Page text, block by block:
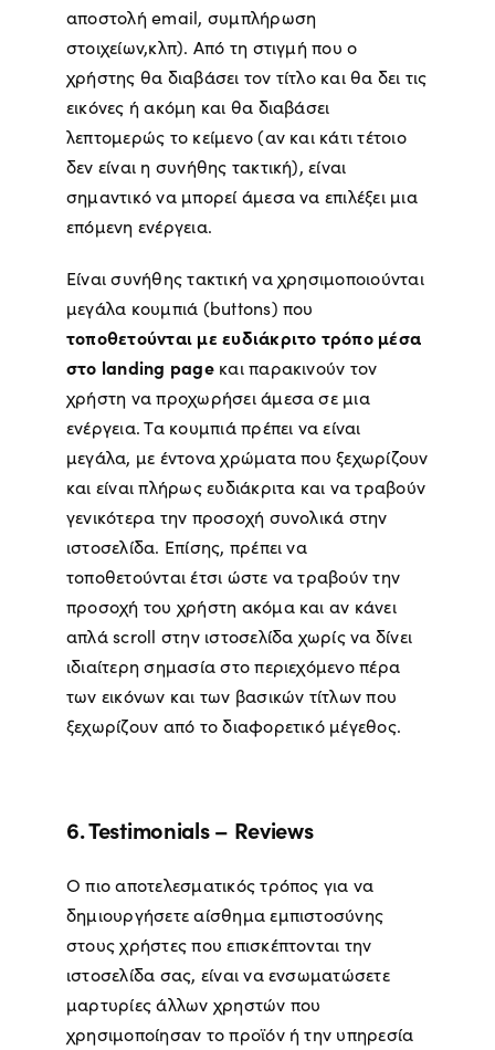
αποστολή email, συμπλήρωση
στοιχείων,κλπ). Από τη στιγμή που ο
χρήστης θα διαβάσει τον τίτλο και θα δει τις
εικόνες ή ακόμη και θα διαβάσει
λεπτομερώς το κείμενο (αν και κάτι τέτοιο
δεν είναι η συνήθης τακτική), είναι
σημαντικό να μπορεί άμεσα να επιλέξει μια
επόμενη ενέργεια.
Είναι συνήθης τακτική να χρησιμοποιούνται
μεγάλα κουμπιά (buttons) που
τοποθετούνται με ευδιάκριτο τρόπο μέσα
στο landing pageκαι παρακινούν τον
χρήστη να προχωρήσει άμεσα σε μια
ενέργεια. Τα κουμπιά πρέπει να είναι
μεγάλα, με έντονα χρώματα που ξεχωρίζουν
και είναι πλήρως ευδιάκριτα και να τραβούν
γενικότερα την προσοχή συνολικά στην
ιστοσελίδα. Επίσης, πρέπει να
τοποθετούνται έτσι ώστε να τραβούν την
προσοχή του χρήστη ακόμα και αν κάνει
απλά scroll στην ιστοσελίδα χωρίς να δίνει
ιδιαίτερη σημασία στο περιεχόμενο πέρα
των εικόνων και των βασικών τίτλων που
ξεχωρίζουν από το διαφορετικό μέγεθος.
6. Testimonials – Reviews
Ο πιο αποτελεσματικός τρόπος για να
δημιουργήσετε αίσθημα εμπιστοσύνης
στους χρήστες που επισκέπτονται την
ιστοσελίδα σας, είναι να ενσωματώσετε
μαρτυρίες άλλων χρηστών που
χρησιμοποίησαν το προϊόν ή την υπηρεσία